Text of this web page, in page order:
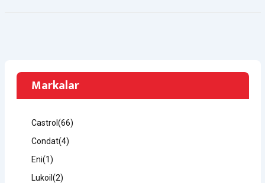
Markalar
Castrol (66)
Condat(4)
Eni(1)
Lukoil (2)